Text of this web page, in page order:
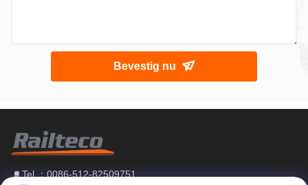
Bevestig nu
Tel.：0086-512-82509751